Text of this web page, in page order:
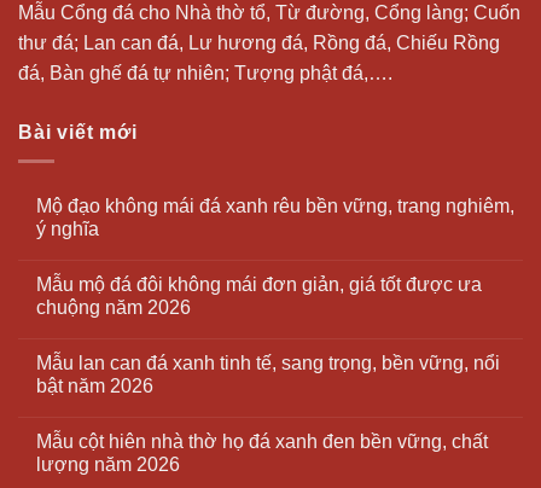
Mẫu Cổng đá cho Nhà thờ tổ, Từ đường, Cổng làng; Cuốn
thư đá; Lan can đá, Lư hương đá, Rồng đá, Chiếu Rồng
đá, Bàn ghế đá tự nhiên; Tượng phật đá,….
Bài viết mới
Mộ đạo không mái đá xanh rêu bền vững, trang nghiêm,
ý nghĩa
Mẫu mộ đá đôi không mái đơn giản, giá tốt được ưa
chuộng năm 2026
Mẫu lan can đá xanh tinh tế, sang trọng, bền vững, nổi
bật năm 2026
Mẫu cột hiên nhà thờ họ đá xanh đen bền vững, chất
lượng năm 2026